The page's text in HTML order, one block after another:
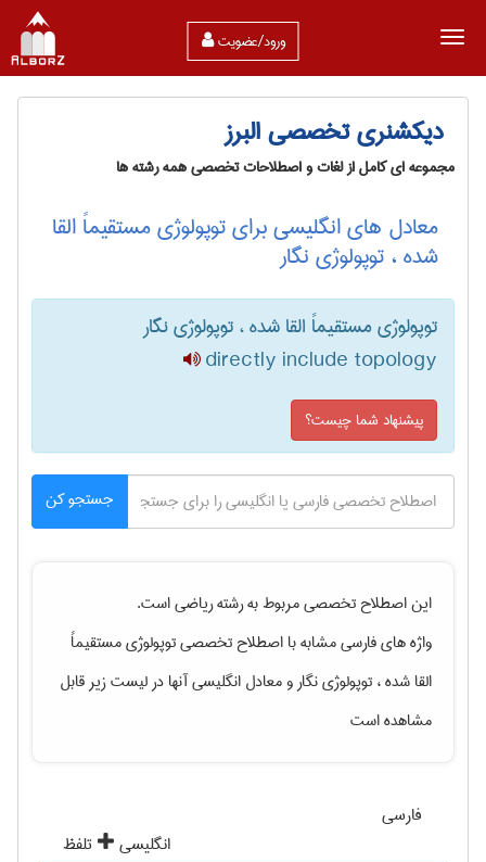
ورود/عضویت
دیکشنری تخصصی البرز
مجموعه ای کامل از لغات و اصطلاحات تخصصی همه رشته ها
معادل های انگلیسی برای توپولوژی مستقیماً القا
شده ، توپولوژی نگار
توپولوژی مستقیماً القا شده ، توپولوژی نگار
directly include topology
پیشنهاد شما چیست؟
جستجو کن
این اصطلاح تخصصی مربوط به رشتهرياضیاست.
واژه های فارسی مشابه با اصطلاح تخصصیتوپولوژی مستقیماً
القا شده ، توپولوژی نگارو معادل انگلیسی آنها در لیست زیر قابل
مشاهده است
فارسی
انگلیسی
تلفظ